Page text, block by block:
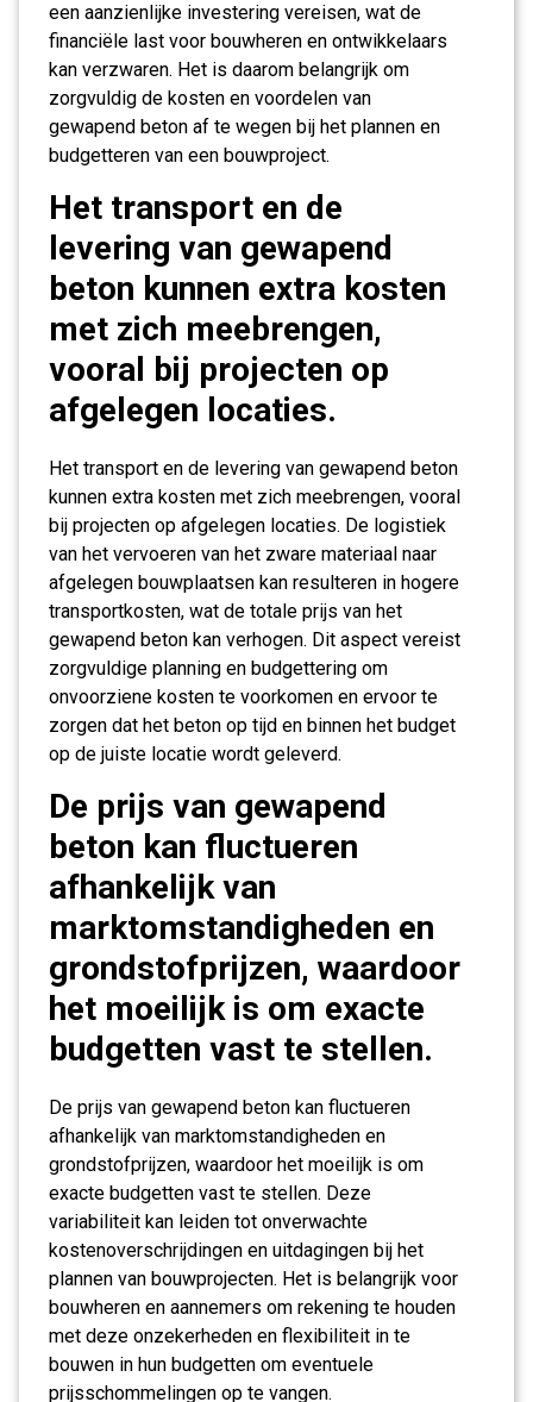
een aanzienlijke investering vereisen, wat de
financiële last voor bouwheren en ontwikkelaars
kan verzwaren. Het is daarom belangrijk om
zorgvuldig de kosten en voordelen van
gewapend beton af te wegen bij het plannen en
budgetteren van een bouwproject.
Het transport en de
levering van gewapend
beton kunnen extra kosten
met zich meebrengen,
vooral bij projecten op
afgelegen locaties.
Het transport en de levering van gewapend beton
kunnen extra kosten met zich meebrengen, vooral
bij projecten op afgelegen locaties. De logistiek
van het vervoeren van het zware materiaal naar
afgelegen bouwplaatsen kan resulteren in hogere
transportkosten, wat de totale prijs van het
gewapend beton kan verhogen. Dit aspect vereist
zorgvuldige planning en budgettering om
onvoorziene kosten te voorkomen en ervoor te
zorgen dat het beton op tijd en binnen het budget
op de juiste locatie wordt geleverd.
De prijs van gewapend
beton kan fluctueren
afhankelijk van
marktomstandigheden en
grondstofprijzen, waardoor
het moeilijk is om exacte
budgetten vast te stellen.
De prijs van gewapend beton kan fluctueren
afhankelijk van marktomstandigheden en
grondstofprijzen, waardoor het moeilijk is om
exacte budgetten vast te stellen. Deze
variabiliteit kan leiden tot onverwachte
kostenoverschrijdingen en uitdagingen bij het
plannen van bouwprojecten. Het is belangrijk voor
bouwheren en aannemers om rekening te houden
met deze onzekerheden en flexibiliteit in te
bouwen in hun budgetten om eventuele
prijsschommelingen op te vangen.